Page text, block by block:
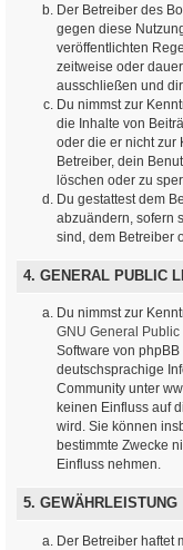
Der Betreiber des
gegen diese
veröffentlichten
zeitweise oder
ausschließen und
Du nimmst zur
die Inhalte von
oder die er nicht zur
Betreiber, dein
löschen oder zu
Du gestattest dem
abzuändern, sofern
sind, dem Betreiber
4. GENERAL PUBLIC
Du nimmst zur
GNU General Public
Software von
deutschsprachige
Community unter
keinen Einfluss auf
wird. Sie können
bestimmte Zwecke
Einfluss nehmen.
5. GEWÄHRLEISTUNG
Der Betreiber haftet